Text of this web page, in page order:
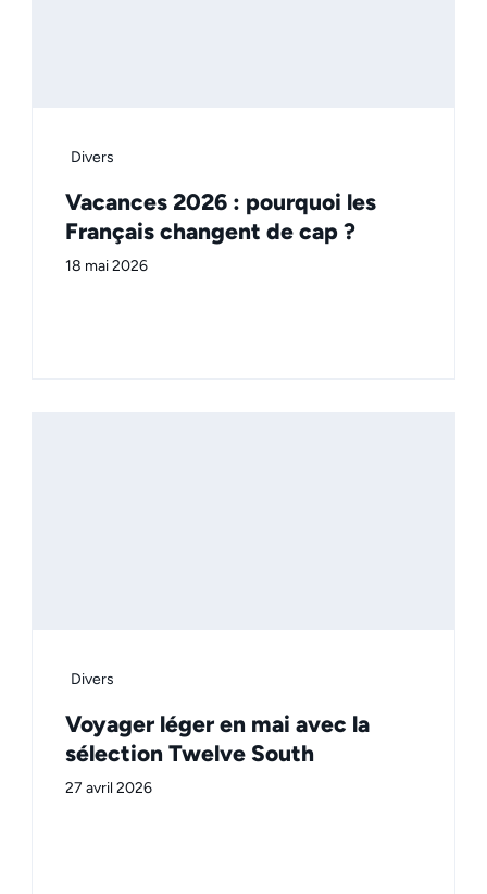
Divers
Vacances 2026 : pourquoi les
Français changent de cap ?
18 mai 2026
Divers
Voyager léger en mai avec la
sélection Twelve South
27 avril 2026